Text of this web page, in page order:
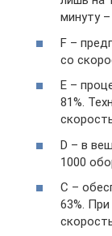
минуту –
F –
со
E –
81%.
D – в
1000
C –
63%.